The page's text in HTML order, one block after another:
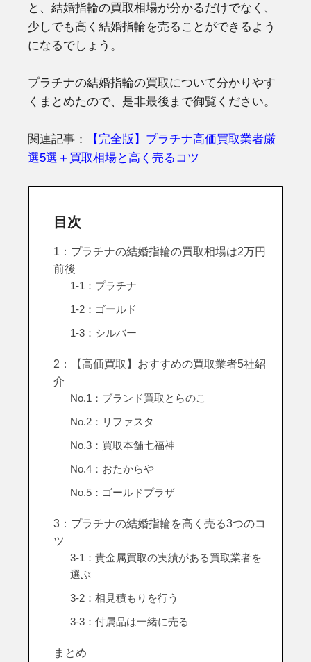
と、結婚指輪の買取相場が分かるだけでなく、
少しでも高く結婚指輪を売ることができるよう
になるでしょう。
プラチナの結婚指輪の買取について分かりやす
くまとめたので、是非最後まで御覧ください。
関連記事：
【完全版】プラチナ高価買取業者厳
選5選＋買取相場と高く売るコツ
目次
1：プラチナの結婚指輪の買取相場は2万円
前後
1-1：プラチナ
1-2：ゴールド
1-3：シルバー
2：【高価買取】おすすめの買取業者5社紹
介
No.1：ブランド買取とらのこ
No.2：リファスタ
No.3：買取本舗七福神
No.4：おたからや
No.5：ゴールドプラザ
3：プラチナの結婚指輪を高く売る3つのコ
ツ
3-1：貴金属買取の実績がある買取業者を
選ぶ
3-2：相見積もりを行う
3-3：付属品は一緒に売る
まとめ